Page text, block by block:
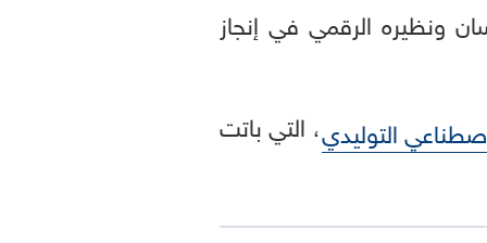
ونظيره الرقمي في إنجاز
التوليدي، التي باتت